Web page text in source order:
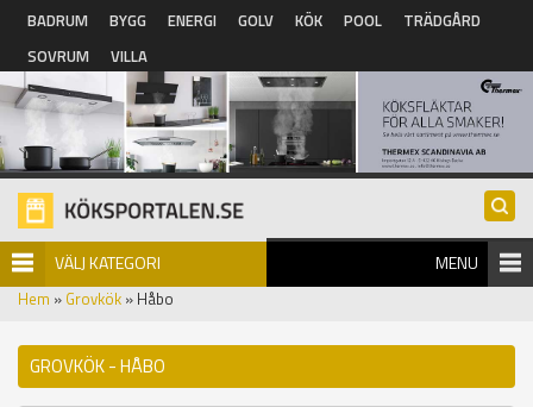
Hoppa till huvudinnehåll
BADRUM BYGG ENERGI GOLV KÖK POOL
TRÄDGÅRD
SOVRUM
VILLA
VÄLJ KATEGORI MENU
Hem » Grovkök » Håbo
GROVKÖK - HÅBO